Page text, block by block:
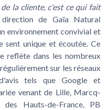
la cliente, c'est ce qui fait
de Gaïa Natural
environnement convivial et
sent unique et écoutée. Ce
reflète dans les nombreux
sur les réseaux
tels que Google et
venant de Lille, Marcq-
Hauts-de-France, PB